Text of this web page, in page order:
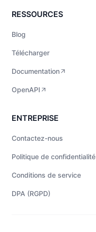
RESSOURCES
Blog
Télécharger
Documentation
OpenAPI
ENTREPRISE
Contactez-nous
Politique de confidentialité
Conditions de service
DPA (RGPD)